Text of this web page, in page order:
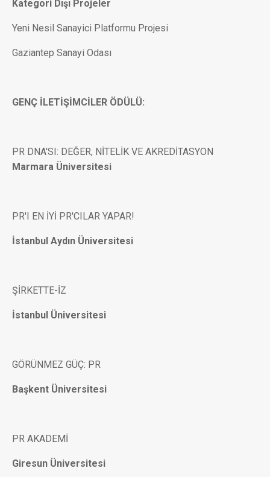
Kategori Dışı Projeler
Yeni Nesil Sanayici Platformu Projesi
Gaziantep Sanayi Odası
GENÇ İLETİŞİMCİLER ÖDÜLÜ:
PR DNA'SI: DEĞER, NİTELİK VE AKREDİTASYON
Marmara Üniversitesi
PR'I EN İYİ PR'CILAR YAPAR!
İstanbul Aydın Üniversitesi
ŞİRKETTE-İZ
İstanbul Üniversitesi
GÖRÜNMEZ GÜÇ: PR
Başkent Üniversitesi
PR AKADEMİ
Giresun Üniversitesi